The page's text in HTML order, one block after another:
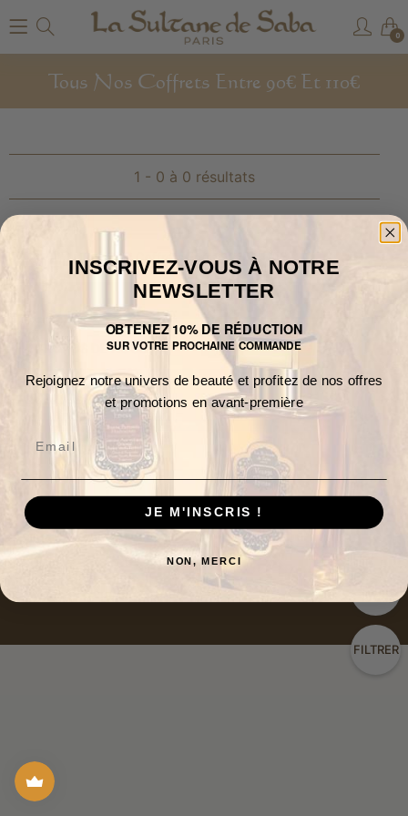
0
Tous Nos Coffrets Entre 90€ Et 110€
1 - 0 à 0 résultats
Tous Nos Coffrets Entre 90€ Et 110€
À PROPOS DE NOUS
OÙ NOUS TROUVER
CONTACTEZ - NOUS
© 2026LA SULTANE DE SABA
FILTRER
INSCRIVEZ-VOUS À NOTRE
NEWSLETTER
OBTENEZ 10% DE RÉDUCTION
SUR VOTRE PROCHAINE COMMANDE
Rejoignez notre univers de beauté et profitez de nos offres
et promotions en avant-première
JE M'INSCRIS !
NON, MERCI